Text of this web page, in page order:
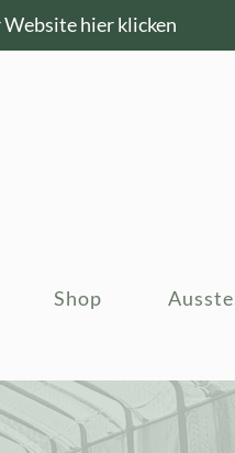
Website hier klicken
Shop